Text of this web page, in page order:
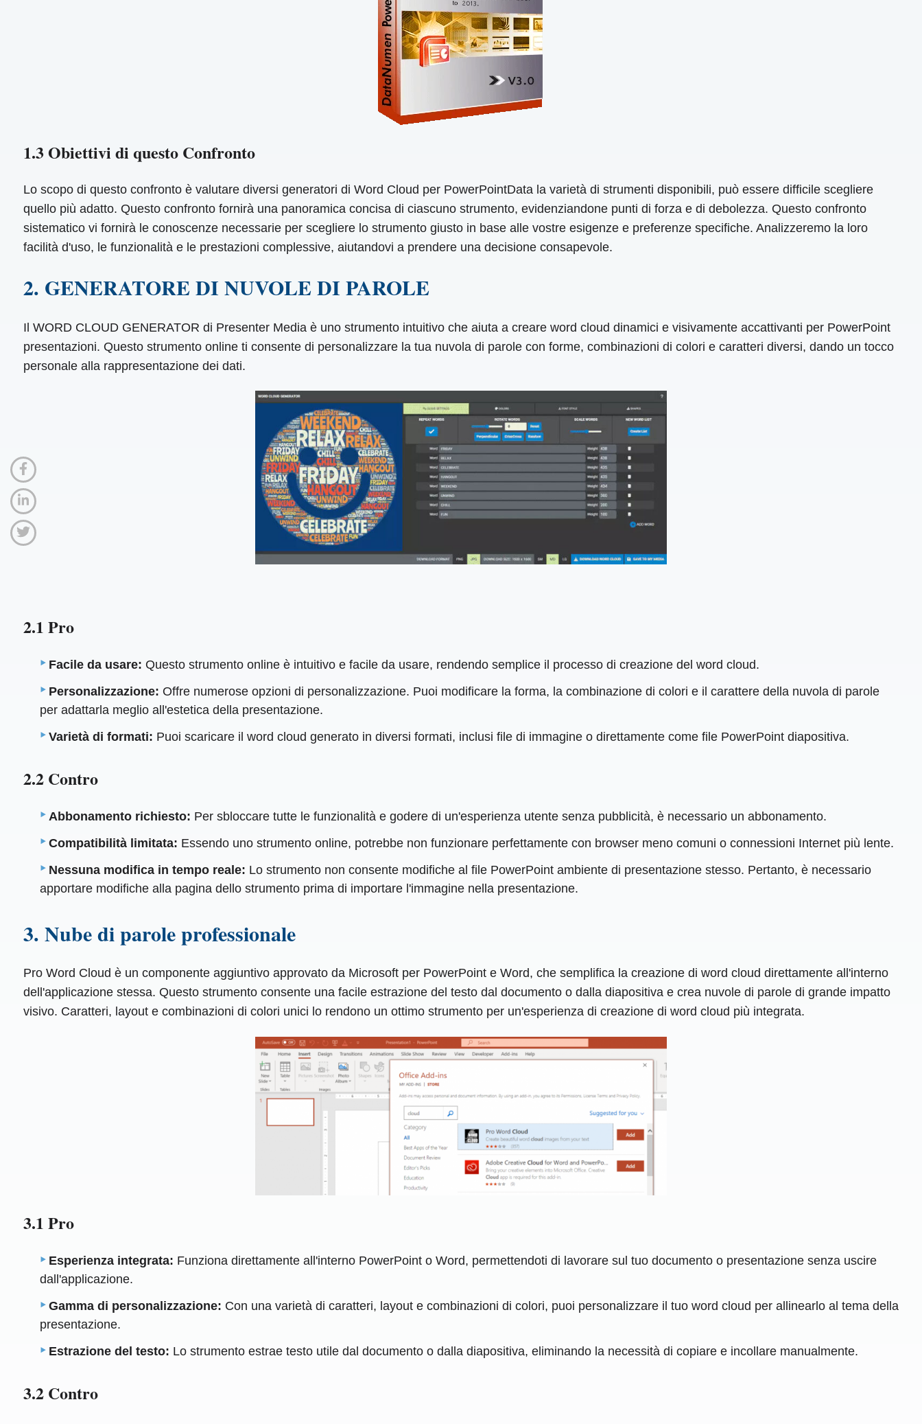
1.3 Obiettivi di questo Confronto
Lo scopo di questo confronto è valutare diversi generatori di Word Cloud per PowerPointData la varietà di strumenti disponibili, può essere difficile scegliere
quello più adatto. Questo confronto fornirà una panoramica concisa di ciascuno strumento, evidenziandone punti di forza e di debolezza. Questo confronto
sistematico vi fornirà le conoscenze necessarie per scegliere lo strumento giusto in base alle vostre esigenze e preferenze specifiche. Analizzeremo la loro
facilità d'uso, le funzionalità e le prestazioni complessive, aiutandovi a prendere una decisione consapevole.
2. GENERATORE DI NUVOLE DI PAROLE
Il WORD CLOUD GENERATOR di Presenter Media è uno strumento intuitivo che aiuta a creare word cloud dinamici e visivamente accattivanti per PowerPoint
presentazioni. Questo strumento online ti consente di personalizzare la tua nuvola di parole con forme, combinazioni di colori e caratteri diversi, dando un tocco
personale alla rappresentazione dei dati.
2.1 Pro
Facile da usare: Questo strumento online è intuitivo e facile da usare, rendendo semplice il processo di creazione del word cloud.
Personalizzazione: Offre numerose opzioni di personalizzazione. Puoi modificare la forma, la combinazione di colori e il carattere della nuvola di parole
per adattarla meglio all'estetica della presentazione.
Varietà di formati: Puoi scaricare il word cloud generato in diversi formati, inclusi file di immagine o direttamente come file PowerPoint diapositiva.
2.2 Contro
Abbonamento richiesto: Per sbloccare tutte le funzionalità e godere di un'esperienza utente senza pubblicità, è necessario un abbonamento.
Compatibilità limitata: Essendo uno strumento online, potrebbe non funzionare perfettamente con browser meno comuni o connessioni Internet più lente.
Nessuna modifica in tempo reale: Lo strumento non consente modifiche al file PowerPoint ambiente di presentazione stesso. Pertanto, è necessario
apportare modifiche alla pagina dello strumento prima di importare l'immagine nella presentazione.
3. Nube di parole professionale
Pro Word Cloud è un componente aggiuntivo approvato da Microsoft per PowerPoint e Word, che semplifica la creazione di word cloud direttamente all'interno
dell'applicazione stessa. Questo strumento consente una facile estrazione del testo dal documento o dalla diapositiva e crea nuvole di parole di grande impatto
visivo. Caratteri, layout e combinazioni di colori unici lo rendono un ottimo strumento per un'esperienza di creazione di word cloud più integrata.
3.1 Pro
Esperienza integrata: Funziona direttamente all'interno PowerPoint o Word, permettendoti di lavorare sul tuo documento o presentazione senza uscire
dall'applicazione.
Gamma di personalizzazione: Con una varietà di caratteri, layout e combinazioni di colori, puoi personalizzare il tuo word cloud per allinearlo al tema della
presentazione.
Estrazione del testo: Lo strumento estrae testo utile dal documento o dalla diapositiva, eliminando la necessità di copiare e incollare manualmente.
3.2 Contro